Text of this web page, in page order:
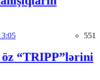
551
“TRIPP”lərini